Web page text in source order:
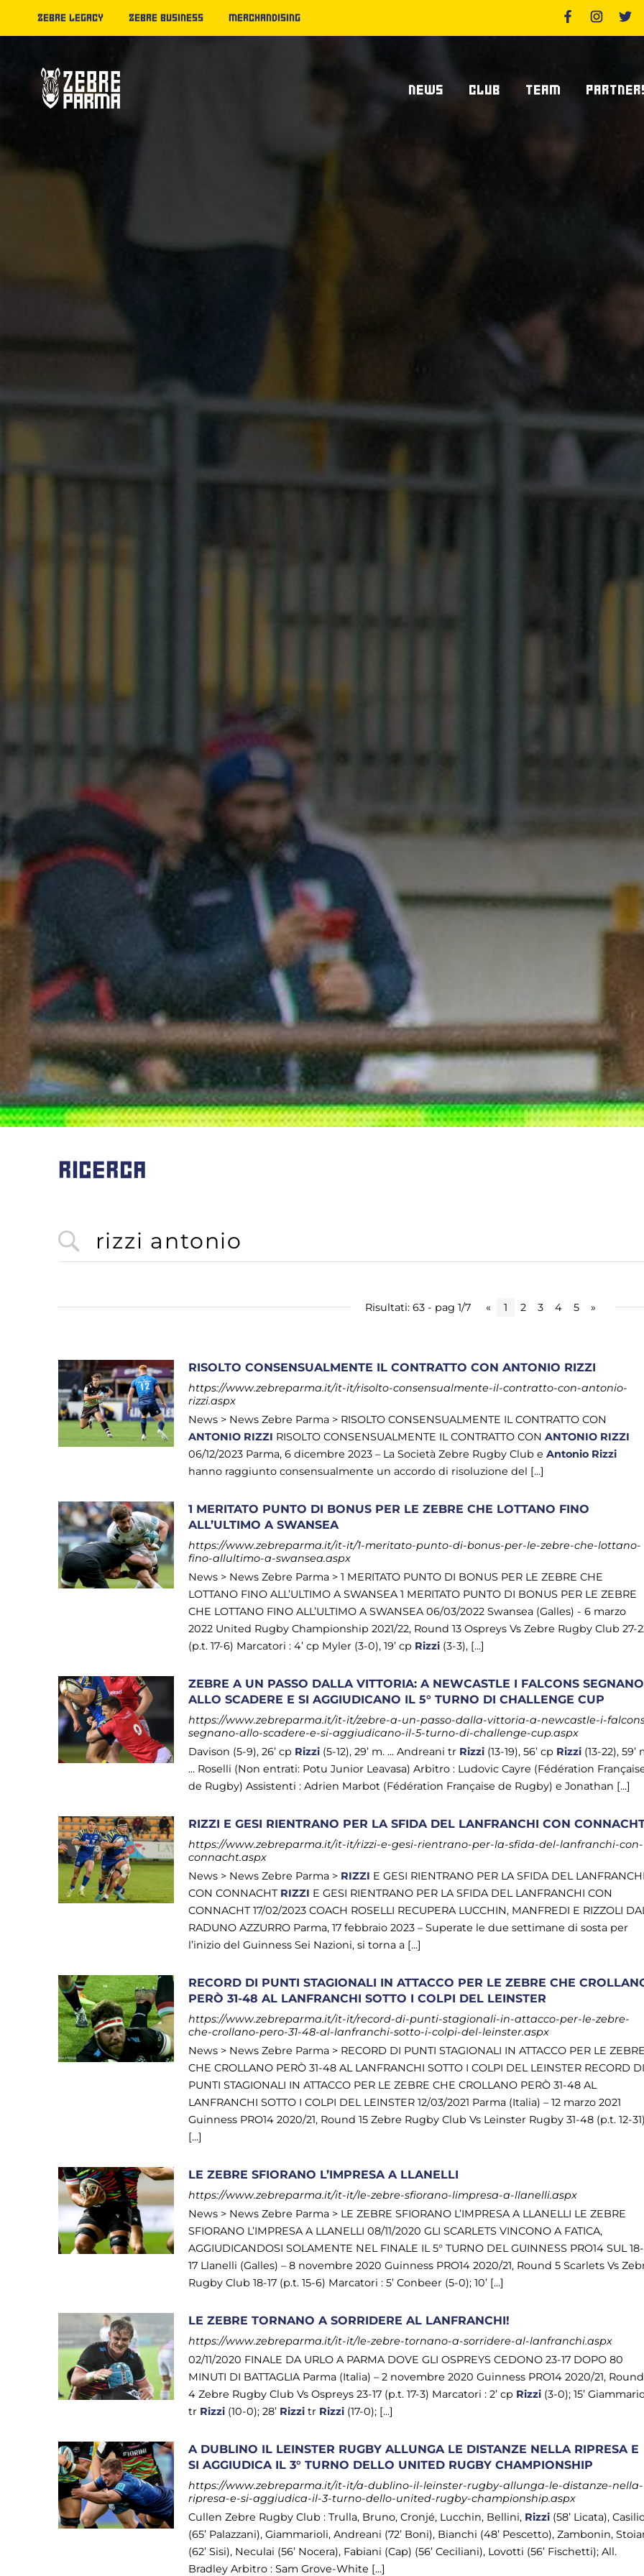
ZEBRE LEGACY ZEBRE BUSINESS MERCHANDISING
NEWS CLUB TEAM
RICERCA
Risultati: 63 - pag 1/7 « 1 2 3 4 5 »
RISOLTO CONSENSUALMENTE IL CONTRATTO CON ANTONIO RIZZI
https://www.zebreparma.it/it-it/risolto-consensualmente-il-contratto-con-antonio-
rizzi.aspx
News > News Zebre Parma > RISOLTO CONSENSUALMENTE IL CONTRATTO CON
ANTONIO RIZZI RISOLTO CONSENSUALMENTE IL CONTRATTO CONANTONIO RIZZI
06/12/2023 Parma, 6 dicembre 2023 – La Società Zebre Rugby Club eAntonio Rizzi
hanno raggiunto consensualmente un accordo di risoluzione del [...]
1 MERITATO PUNTO DI BONUS PER LE ZEBRE CHE LOTTANO FINO
ALL’ULTIMO A SWANSEA
https://www.zebreparma.it/it-it/1-meritato-punto-di-bonus-per-le-zebre-che-lottano-
fino-allultimo-a-swansea.aspx
News > News Zebre Parma > 1 MERITATO PUNTO DI BONUS PER LE ZEBRE CHE
LOTTANO FINO ALL’ULTIMO A SWANSEA 1 MERITATO PUNTO DI BONUS PER LE ZEBRE
CHE LOTTANO FINO ALL’ULTIMO A SWANSEA 06/03/2022 Swansea (Galles) - 6 marzo
2022 United Rugby Championship 2021/22, Round 13 Ospreys Vs Zebre Rugby Club 27-
(p.t. 17-6) Marcatori : 4’ cp Myler (3-0), 19’ cp Rizzi (3-3), [...]
ZEBRE A UN PASSO DALLA VITTORIA: A NEWCASTLE I FALCONS SEGNANO
ALLO SCADERE E SI AGGIUDICANO IL 5° TURNO DI CHALLENGE CUP
https://www.zebreparma.it/it-it/zebre-a-un-passo-dalla-vittoria-a-newcastle-i-
segnano-allo-scadere-e-si-aggiudicano-il-5-turno-di-challenge-cup.aspx
Davison (5-9), 26’ cp Rizzi (5-12), 29’ m. ... Andreani tr Rizzi (13-19), 56’ cp Rizzi (13-22), 59’
... Roselli (Non entrati: Potu Junior Leavasa) Arbitro : Ludovic Cayre (Fédération
de Rugby) Assistenti : Adrien Marbot (Fédération Française de Rugby) e Jonathan [...]
RIZZI E GESI RIENTRANO PER LA SFIDA DEL LANFRANCHI CON
https://www.zebreparma.it/it-it/rizzi-e-gesi-rientrano-per-la-sfida-del-lanfranchi-con-
connacht.aspx
News > News Zebre Parma > RIZZI E GESI RIENTRANO PER LA SFIDA DEL LANFRANCHI
CON CONNACHT RIZZI E GESI RIENTRANO PER LA SFIDA DEL LANFRANCHI CON
CONNACHT 17/02/2023 COACH ROSELLI RECUPERA LUCCHIN, MANFREDI E RIZZOLI
RADUNO AZZURRO Parma, 17 febbraio 2023 – Superate le due settimane di sosta per
l’inizio del Guinness Sei Nazioni, si torna a [...]
RECORD DI PUNTI STAGIONALI IN ATTACCO PER LE ZEBRE CHE
PERÒ 31-48 AL LANFRANCHI SOTTO I COLPI DEL LEINSTER
https://www.zebreparma.it/it-it/record-di-punti-stagionali-in-attacco-per-le-zebre-
che-crollano-pero-31-48-al-lanfranchi-sotto-i-colpi-del-leinster.aspx
News > News Zebre Parma > RECORD DI PUNTI STAGIONALI IN ATTACCO PER LE ZEBRE
CHE CROLLANO PERÒ 31-48 AL LANFRANCHI SOTTO I COLPI DEL LEINSTER RECORD DI
PUNTI STAGIONALI IN ATTACCO PER LE ZEBRE CHE CROLLANO PERÒ 31-48 AL
LANFRANCHI SOTTO I COLPI DEL LEINSTER 12/03/2021 Parma (Italia) – 12 marzo 2021
Guinness PRO14 2020/21, Round 15 Zebre Rugby Club Vs Leinster Rugby 31-48 (p.t. 12-31)
[...]
LE ZEBRE SFIORANO L’IMPRESA A LLANELLI
https://www.zebreparma.it/it-it/le-zebre-sfiorano-limpresa-a-llanelli.aspx
News > News Zebre Parma > LE ZEBRE SFIORANO L’IMPRESA A LLANELLI LE ZEBRE
SFIORANO L’IMPRESA A LLANELLI 08/11/2020 GLI SCARLETS VINCONO A FATICA,
AGGIUDICANDOSI SOLAMENTE NEL FINALE IL 5° TURNO DEL GUINNESS PRO14 SUL 18-
17 Llanelli (Galles) – 8 novembre 2020 Guinness PRO14 2020/21, Round 5 Scarlets Vs
Rugby Club 18-17 (p.t. 15-6) Marcatori : 5’ Conbeer (5-0); 10’ [...]
LE ZEBRE TORNANO A SORRIDERE AL LANFRANCHI!
https://www.zebreparma.it/it-it/le-zebre-tornano-a-sorridere-al-lanfranchi.aspx
02/11/2020 FINALE DA URLO A PARMA DOVE GLI OSPREYS CEDONO 23-17 DOPO 80
MINUTI DI BATTAGLIA Parma (Italia) – 2 novembre 2020 Guinness PRO14 2020/21, Round
4 Zebre Rugby Club Vs Ospreys 23-17 (p.t. 17-3) Marcatori : 2’ cp Rizzi (3-0); 15’
tr Rizzi (10-0); 28’ Rizzi tr Rizzi (17-0); [...]
A DUBLINO IL LEINSTER RUGBY ALLUNGA LE DISTANZE NELLA RIPRESA E
SI AGGIUDICA IL 3° TURNO DELLO UNITED RUGBY CHAMPIONSHIP
https://www.zebreparma.it/it-it/a-dublino-il-leinster-rugby-allunga-le-distanze-nella-
ripresa-e-si-aggiudica-il-3-turno-dello-united-rugby-championship.aspx
Cullen Zebre Rugby Club : Trulla, Bruno, Cronjé, Lucchin, Bellini, Rizzi (58’ Licata),
(65’ Palazzani), Giammarioli, Andreani (72’ Boni), Bianchi (48’ Pescetto), Zambonin,
(62’ Sisi), Neculai (56’ Nocera), Fabiani (Cap) (56’ Ceciliani), Lovotti (56’ Fischetti); All.
Bradley Arbitro : Sam Grove-White [...]